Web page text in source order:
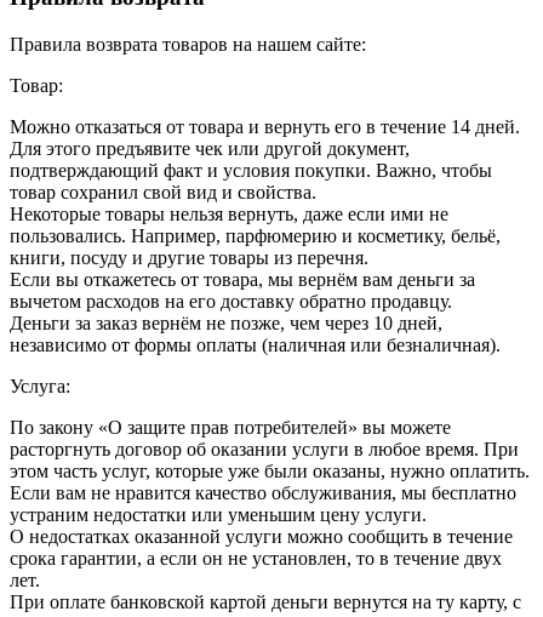
Правила возврата товаров на нашем сайте:
Товар:
Можно отказаться от товара и вернуть его в течение 14 дней.
Для этого предъявите чек или другой документ,
подтверждающий факт и условия покупки. Важно, чтобы
товар сохранил свой вид и свойства.
Некоторые товары нельзя вернуть, даже если ими не
пользовались. Например, парфюмерию и косметику, бельё,
книги, посуду и другие товары из перечня.
Если вы откажетесь от товара, мы вернём вам деньги за
вычетом расходов на его доставку обратно продавцу.
Деньги за заказ вернём не позже, чем через 10 дней,
независимо от формы оплаты (наличная или безналичная).
Услуга:
По закону «О защите прав потребителей» вы можете
расторгнуть договор об оказании услуги в любое время. При
этом часть услуг, которые уже были оказаны, нужно оплатить.
Если вам не нравится качество обслуживания, мы бесплатно
устраним недостатки или уменьшим цену услуги.
О недостатках оказанной услуги можно сообщить в течение
срока гарантии, а если он не установлен, то в течение двух
лет.
При оплате банковской картой деньги вернутся на ту карту, с